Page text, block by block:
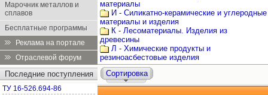
Марочник металлов и
сплавов
Бесплатные программы
Реклама на портале
Отраслевой форум
Последние поступления
ТУ 16-526.694-86
материалы
И - Силикатно-керамические и углеродные
материалы и изделия
К - Лесоматериалы. Изделия из
древесины
Л - Химические продукты и
резиноасбестовые изделия
Сортировка